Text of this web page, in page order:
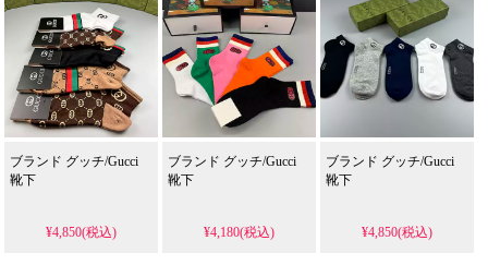
ブランド グッチ/Gucci
靴下
¥4,850(税込)
ブランド グッチ/Gucci
靴下
¥4,180(税込)
ブランド グッチ/Gucci
靴下
¥4,850(税込)